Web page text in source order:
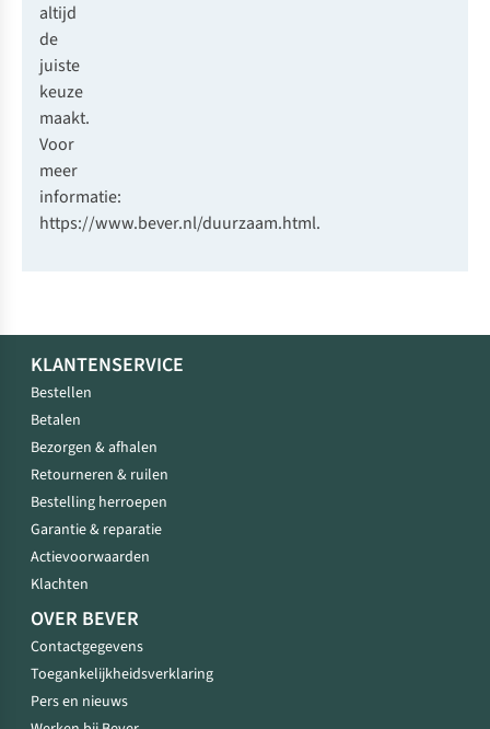
altijd
de
juiste
keuze
maakt.
Voor
meer
informatie:
https://www.bever.nl/duurzaam.html.
KLANTENSERVICE
Bestellen
Betalen
Bezorgen & afhalen
Retourneren & ruilen
Bestelling herroepen
Garantie & reparatie
Actievoorwaarden
Klachten
OVER BEVER
Contactgegevens
Toegankelijkheidsverklaring
Pers en nieuws